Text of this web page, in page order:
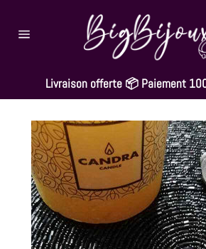
contenu
Livraison offerte 📦 Paiement